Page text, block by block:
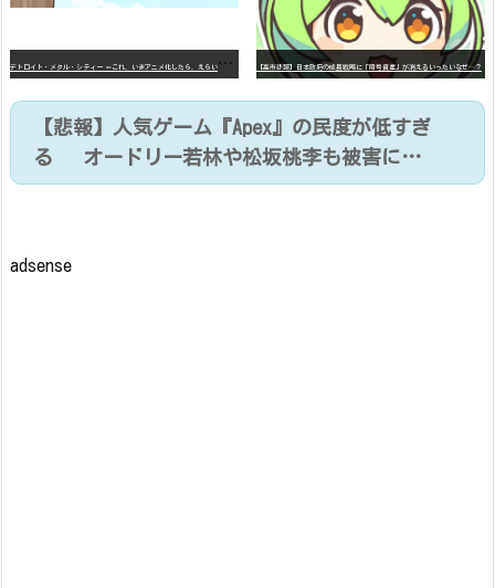
デ
トロイト・メタル・シティー ⇐これ、いまアニメ化したら、えらいことになってたよな？ 【高市悲報】日本政府の成長戦略に「暗号資産」が消えるいったいなぜ…？
【悲報】人気ゲーム『Apex』の民度が低すぎ
る オードリー若林や松坂桃李も被害に…
adsense